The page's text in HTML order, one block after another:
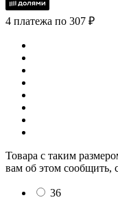
4 платежа по 307 ₽
Товара с таким
вам об этом сообщить,
36